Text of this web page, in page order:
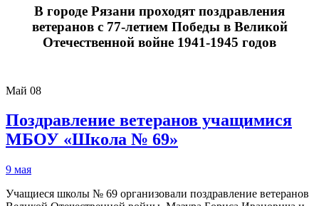
В городе Рязани проходят поздравления
ветеранов с 77-летием Победы в Великой
Отечественной войне 1941-1945 годов
Май 08
Поздравление ветеранов учащимися
МБОУ «Школа № 69»
9 мая
Учащиеся школы № 69 организовали поздравление ветеранов